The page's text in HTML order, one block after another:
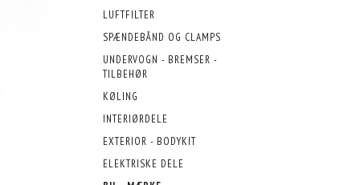
LUFTFILTER
SPÆNDEBÅND OG CLAMPS
UNDERVOGN - BREMSER -
TILBEHØR
KØLING
INTERIØRDELE
EXTERIOR - BODYKIT
ELEKTRISKE DELE